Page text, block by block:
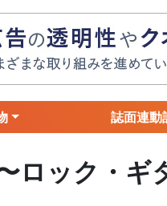
誌面連動
ロック・ギ